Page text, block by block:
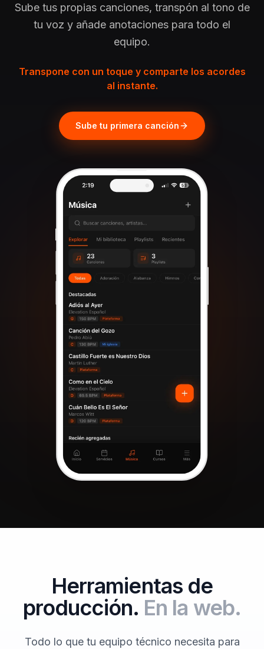
Sube tus propias canciones, transpón al tono de
tu voz y añade anotaciones para todo el
equipo.
Transpone con un toque y comparte los acordes
al instante.
Sube tu primera canción
Herramientas de
producción. En la web.
Todo lo que tu equipo técnico necesita para